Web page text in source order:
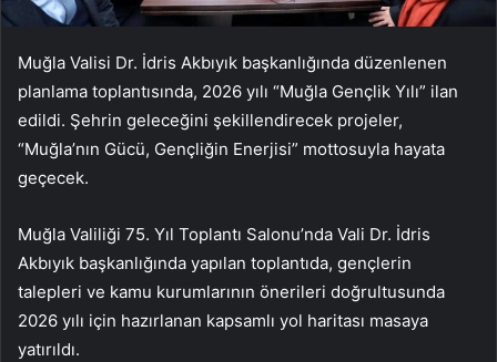
Muğla Valisi Dr. İdris Akbıyık başkanlığında düzenlenen
planlama toplantısında, 2026 yılı “Muğla Gençlik Yılı” ilan
edildi. Şehrin geleceğini şekillendirecek projeler,
“Muğla’nın Gücü, Gençliğin Enerjisi” mottosuyla hayata
geçecek.
Muğla Valiliği 75. Yıl Toplantı Salonu’nda Vali Dr. İdris
Akbıyık başkanlığında yapılan toplantıda, gençlerin
talepleri ve kamu kurumlarının önerileri doğrultusunda
2026 yılı için hazırlanan kapsamlı yol haritası masaya
yatırıldı.